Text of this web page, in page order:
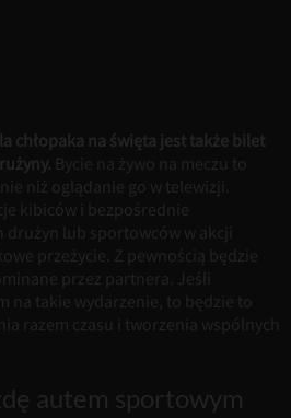
chłopaka na święta jest także bilet
Bycie na żywo na meczu to
niż oglądanie go w telewizji.
kibiców i bezpośrednie
lub sportowców w akcji
przeżycie. Z pewnością będzie
przez partnera. Jeśli
na takie wydarzenie, to będzie to
razem czasu i tworzenia wspólnych
autem sportowym